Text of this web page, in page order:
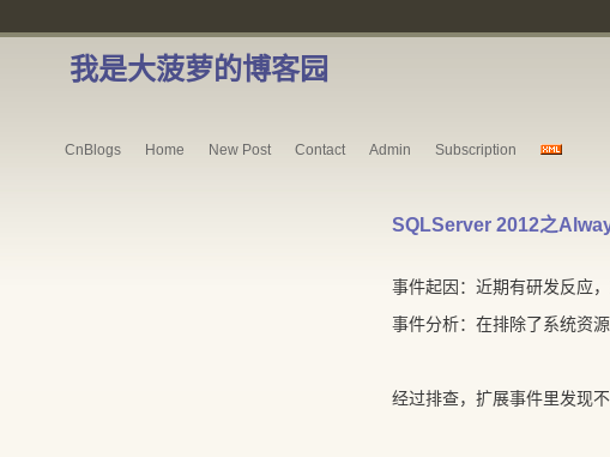
我是大菠萝的博客园
CnBlogs Home New Post Contact Admin Subscription
SQLServer 2012之
事件起因：近期有研发反应
事件分析：在排除了系统资
经过排查，扩展事件里发现